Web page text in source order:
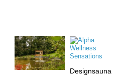
Designsauna